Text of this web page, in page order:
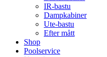
IR-bastu
Dampkabiner
Ute-bastu
Efter mått
Shop
Poolservice